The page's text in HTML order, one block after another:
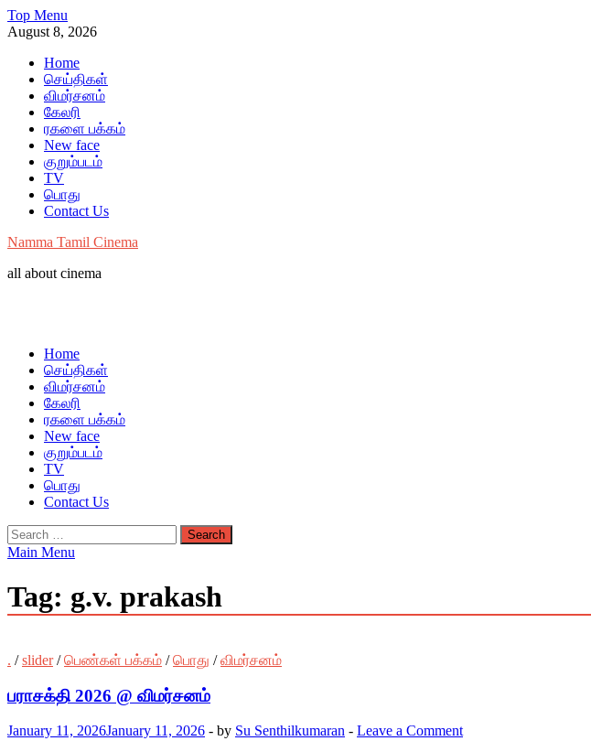
Skip
to
Top Menu
August 8, 2026
Home
செய்திகள்
விமர்சனம்
கேலரி
ரகளை பக்கம்
New face
குறும்படம்
TV
பொது
Contact Us
Namma Tamil Cinema
all about cinema
Home
செய்திகள்
விமர்சனம்
கேலரி
ரகளை பக்கம்
New face
குறும்படம்
TV
பொது
Contact Us
Search
for:
Main Menu
Tag: g.v. prakash
. /slider/பெண்கள் பக்கம் /பொது /விமர்சனம்
பராசக்தி 2026 @ விமர்சனம்
January 11, 2026January 11, 2026 - by Su Senthilkumaran - Leave a Comment